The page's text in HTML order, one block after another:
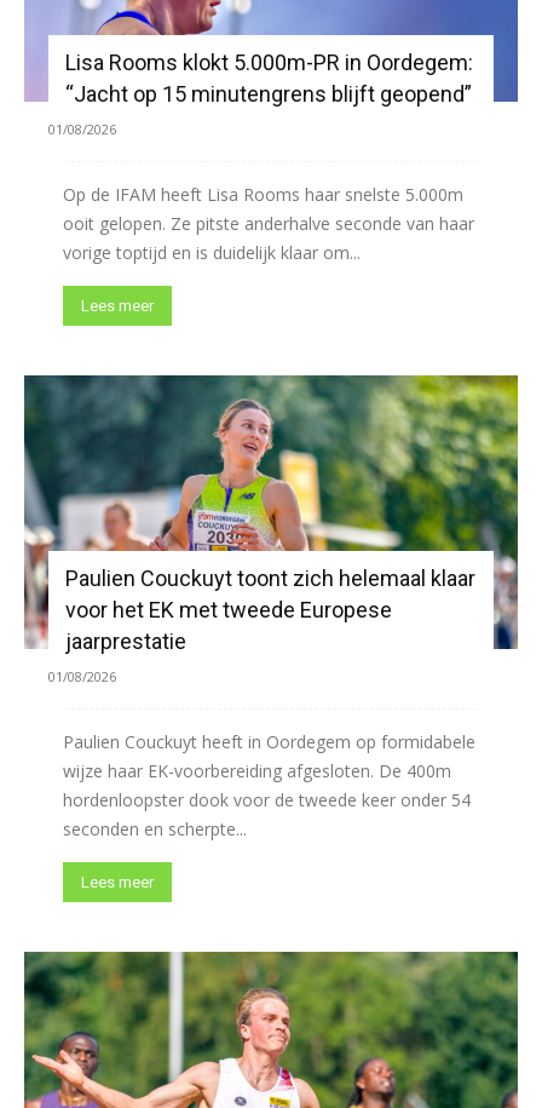
Lisa Rooms klokt 5.000m-PR in Oordegem:
“Jacht op 15 minutengrens blijft geopend”
01/08/2026
Op de IFAM heeft Lisa Rooms haar snelste 5.000m
ooit gelopen. Ze pitste anderhalve seconde van haar
vorige toptijd en is duidelijk klaar om...
Lees meer
Paulien Couckuyt toont zich helemaal klaar
voor het EK met tweede Europese
jaarprestatie
01/08/2026
Paulien Couckuyt heeft in Oordegem op formidabele
wijze haar EK-voorbereiding afgesloten. De 400m
hordenloopster dook voor de tweede keer onder 54
seconden en scherpte...
Lees meer